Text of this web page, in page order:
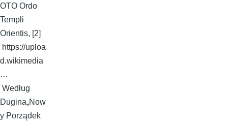
OTO Ordo
Templi
Orientis, [2]
https://uploa
d.wikimedia
…
Według
Dugina„Now
y Porządek